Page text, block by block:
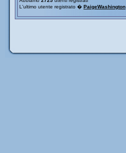
L'ultimo utente registrato � PaigeWashington